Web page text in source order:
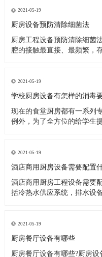
热，严重影响厨师们的身心
工作热情
2021-05-19
厨房设备预防清除细菌法
厨房工程设备预防清除细菌
腔的接触最直接、最频繁，
筒，并把它钉在墙上或放在
人习惯在筷子上搭
2021-05-19
学校厨房设备有怎样的消毒
现在的食堂厨房都有一系列
例外，为了全方位的给学生
校食堂厨房设备清洗消毒要
洗涤槽内将食
2021-05-19
酒店商用厨房设备需要配置
酒店商用厨房工程设备需要
括冷热水供应系统，排水设
类，是饮食用具，主要包括
用具。炊具，
2021-05-19
厨房餐厅设备有哪些
厨房餐厅设备有哪些?厨房